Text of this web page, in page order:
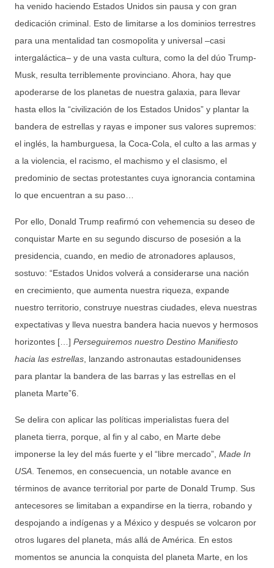
ha venido haciendo Estados Unidos sin pausa y con gran
dedicación criminal. Esto de limitarse a los dominios terrestres
para una mentalidad tan cosmopolita y universal ‒casi
intergaláctica‒ y de una vasta cultura, como la del dúo Trump-
Musk, resulta terriblemente provinciano. Ahora, hay que
apoderarse de los planetas de nuestra galaxia, para llevar
hasta ellos la “civilización de los Estados Unidos” y plantar la
bandera de estrellas y rayas e imponer sus valores supremos:
el inglés, la hamburguesa, la Coca-Cola, el culto a las armas y
a la violencia, el racismo, el machismo y el clasismo, el
predominio de sectas protestantes cuya ignorancia contamina
lo que encuentran a su paso…
Por ello, Donald Trump reafirmó con vehemencia su deseo de
conquistar Marte en su segundo discurso de posesión a la
presidencia, cuando, en medio de atronadores aplausos,
sostuvo: “Estados Unidos volverá a considerarse una nación
en crecimiento, que aumenta nuestra riqueza, expande
nuestro territorio, construye nuestras ciudades, eleva nuestras
expectativas y lleva nuestra bandera hacia nuevos y hermosos
horizontes […] Perseguiremos nuestro Destino Manifiesto
hacia las estrellas , lanzando astronautas estadounidenses
para plantar la bandera de las barras y las estrellas en el
planeta Marte”6.
Se delira con aplicar las políticas imperialistas fuera del
planeta tierra, porque, al fin y al cabo, en Marte debe
imponerse la ley del más fuerte y el “libre mercado”, Made In
USA . Tenemos, en consecuencia, un notable avance en
términos de avance territorial por parte de Donald Trump. Sus
antecesores se limitaban a expandirse en la tierra, robando y
despojando a indígenas y a México y después se volcaron por
otros lugares del planeta, más allá de América. En estos
momentos se anuncia la conquista del planeta Marte, en los